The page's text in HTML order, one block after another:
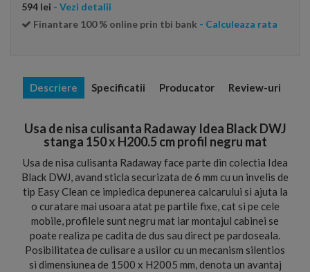
594 lei - Vezi detalii
Finantare 100 % online prin tbi bank - Calculeaza rata
Descriere Specificatii Producator Review-uri
Usa de nisa culisanta Radaway Idea Black DWJ
stanga 150 x H200.5 cm profil negru mat
Usa de nisa culisanta Radaway face parte din colectia Idea
Black DWJ, avand sticla securizata de 6 mm cu un invelis de
tip Easy Clean ce impiedica depunerea calcarului si ajuta la
o curatare mai usoara atat pe partile fixe, cat si pe cele
mobile, profilele sunt negru mat iar montajul cabinei se
poate realiza pe cadita de dus sau direct pe pardoseala.
Posibilitatea de culisare a usilor cu un mecanism silentios
si dimensiunea de 1500 x H2005 mm, denota un avantaj